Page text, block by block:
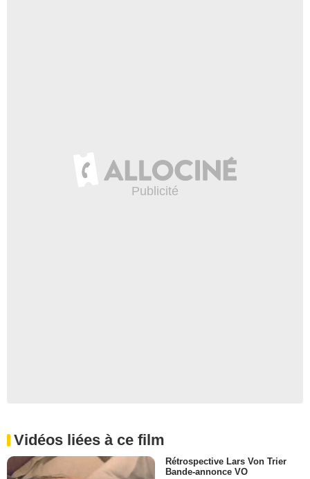
Vidéos liées à ce film
Rétrospective Lars Von Trier
Bande-annonce VO